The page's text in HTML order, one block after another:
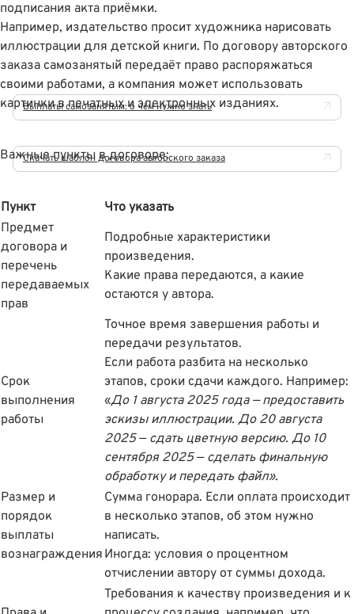
подписания акта приëмки.
Например, издательство просит художника нарисовать
иллюстрации для детской книги. По договору авторского
заказа самозанятый передаёт право распоряжаться
своими работами, а компания может использовать
картинки в печатных и электронных изданиях.
Выплаты самозанятым: о чём нужно знать
Важные пункты в договоре:
Скачать шаблон договора авторского заказа
Пункт
Что указать
Предмет
договора и
перечень
передаваемых
прав
Подробные характеристики
произведения.
Какие права передаются, а какие
остаются у автора.
Срок
выполнения
работы
Точное время завершения работы и
передачи результатов.
Если работа разбита на несколько
этапов, сроки сдачи каждого. Например:
«До 1 августа 2025 года — предоставить
эскизы иллюстрации. До 20 августа
2025—сдать цветную версию. До 10
сентября 2025—сделать финальную
обработку и передать файл».
Размер и
порядок
выплаты
вознаграждения
Сумма гонорара. Если оплата происходит
в несколько этапов, об этом нужно
написать.
Иногда: условия о процентном
отчислении автору от суммы дохода.
Требования к качеству произведения и к